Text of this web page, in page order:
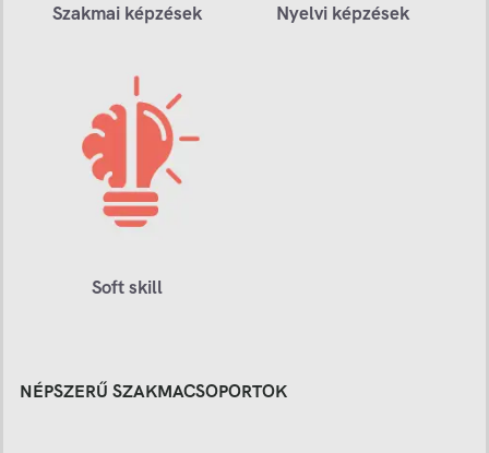
Szakmai képzések Nyelvi képzések
Soft skill
NÉPSZERŰ SZAKMACSOPORTOK